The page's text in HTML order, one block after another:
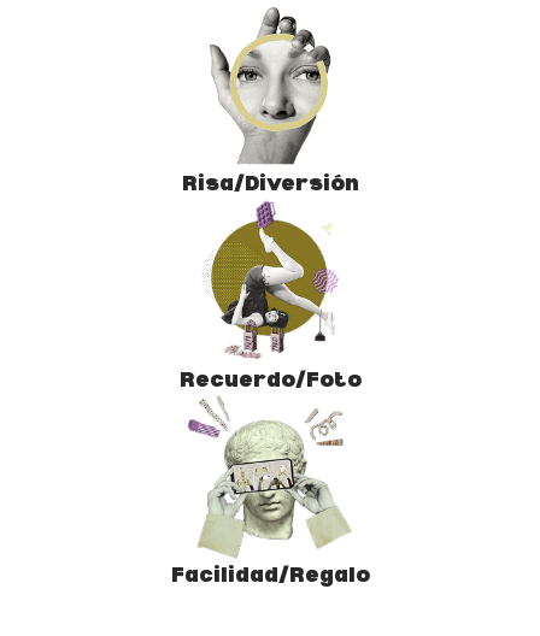
Risa/Diversión
Recuerdo/Foto
Facilidad/Regalo